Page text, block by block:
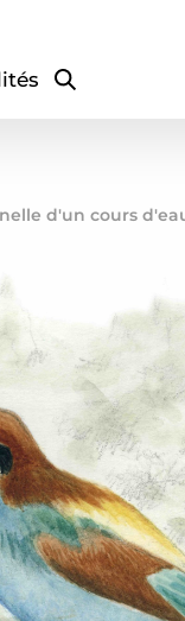
d'un cours